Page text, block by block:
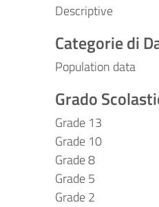
Descriptive
Categorie di
Population data
Grado
Grade 13
Grade 10
Grade 8
Grade 5
Grade 2